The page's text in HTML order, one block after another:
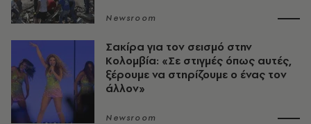
Newsroom
Σακίρα για τον σεισμό στην
Κολομβία: «Σε στιγμές όπως αυτές,
ξέρουμε να στηρίζουμε ο ένας τον
άλλον»
Newsroom